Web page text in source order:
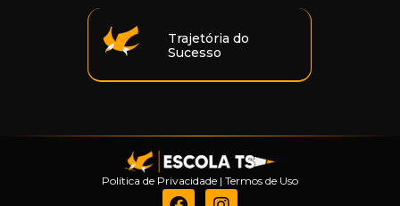
Trajetória do
Sucesso
Política de Privacidade | Termos de Uso